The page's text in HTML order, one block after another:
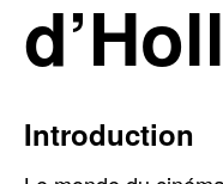
Introduction